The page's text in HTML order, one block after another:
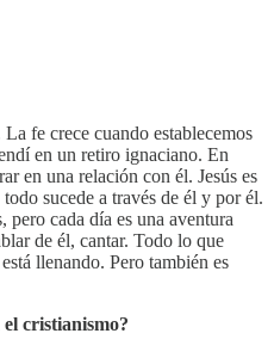
fe crece cuando establecemos
en un retiro ignaciano. En
en una relación con él. Jesús es
sucede a través de él y por él.
pero cada día es una aventura
de él, cantar. Todo lo que
llenando. Pero también es
cristianismo?